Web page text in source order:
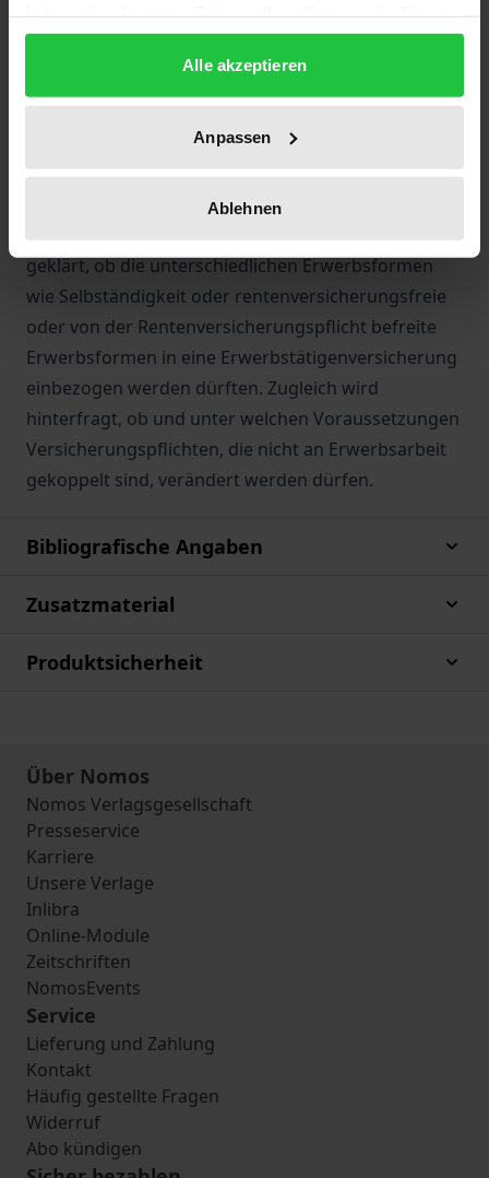
gesammelt haben.
Alle akzeptieren
Anpassen
Ablehnen
deutschen und unter welchen europäischen
Vorgaben die gesetzliche Rentenversicherung in
eine Erwerbstätigenversicherung umgestaltet
werden dürfte. Geklärt wird zunächst, was der
Begriff Erwerbstätigenversicherung und
Sozialversicherung bedeutet. Im Folgenden wird
geklärt, ob die unterschiedlichen Erwerbsformen
wie Selbständigkeit oder rentenversicherungsfreie
oder von der Rentenversicherungspflicht befreite
Erwerbsformen in eine Erwerbstätigenversicherung
einbezogen werden dürften. Zugleich wird
hinterfragt, ob und unter welchen Voraussetzungen
Versicherungspflichten, die nicht an Erwerbsarbeit
gekoppelt sind, verändert werden dürfen.
Bibliografische Angaben
Zusatzmaterial
Produktsicherheit
Über Nomos
Nomos Verlagsgesellschaft
Presseservice
Karriere
Unsere Verlage
Inlibra
Online-Module
Zeitschriften
NomosEvents
Service
Lieferung und Zahlung
Kontakt
Häufig gestellte Fragen
Widerruf
Abo kündigen